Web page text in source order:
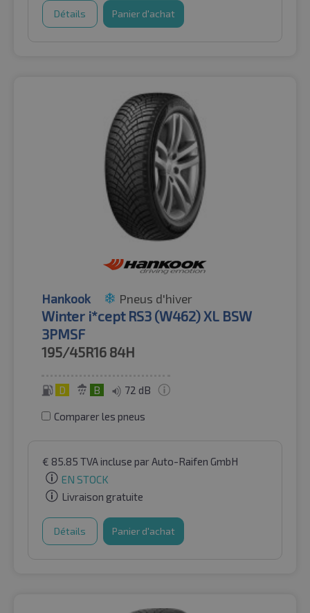
Détails Panier d'achat
Hankook Pneus d'hiver
Winter i*cept RS3 (W462) XL BSW
3PMSF
195/45R16 84H
D B 72 dB
Comparer les pneus
€ 85.85 TVA incluse par Auto-Raifen GmbH
EN STOCK
Livraison gratuite
Détails Panier d'achat